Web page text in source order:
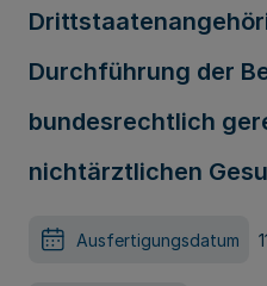
Durchführung der
bundesrechtlich
nichtärztlichen
Ausfertigungsdatum